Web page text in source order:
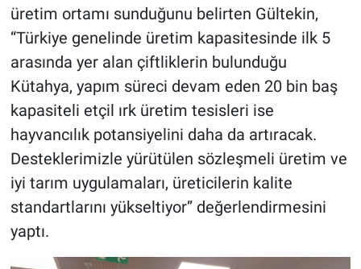
üretim ortamı sunduğunu belirten Gültekin,
“Türkiye genelinde üretim kapasitesinde ilk 5
arasında yer alan çiftliklerin bulunduğu
Kütahya, yapım süreci devam eden 20 bin baş
kapasiteli etçil ırk üretim tesisleri ise
hayvancılık potansiyelini daha da artıracak.
Desteklerimizle yürütülen sözleşmeli üretim ve
iyi tarım uygulamaları, üreticilerin kalite
standartlarını yükseltiyor” değerlendirmesini
yaptı.